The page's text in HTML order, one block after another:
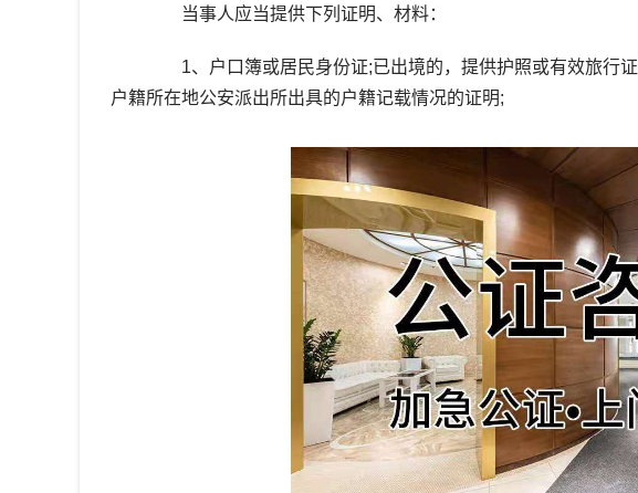
当事人应当提供下列证明、材料：
1、户口簿或居民身份证;已出境的，提供护照或有效旅行
户籍所在地公安派出所出具的户籍记载情况的证明;